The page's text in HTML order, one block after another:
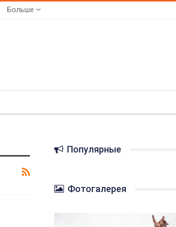
Больше
Популярные
Фотогалерея